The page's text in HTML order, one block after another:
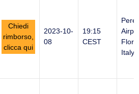
Chiedi
rimborso,
clicca qui
2023-10-
08
19:15
CEST
Italy